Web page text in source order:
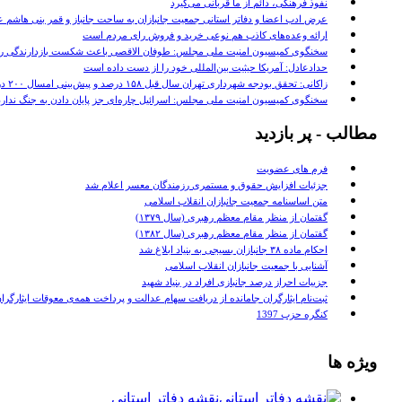
نفوذ فرهنگی، دائم از ما قربانی می‌گیرد
عرض ادب اعضا و دفاتر استانی جمعیت جانبازان به ساحت جانباز و قمر بنی هاشم
ارائه وعده‌های کاذب هم نوعی خرید و فروش رای مردم است
سخنگوی کمیسیون امنیت ملی مجلس: طوفان الاقصی باعث شکست بازدارندگی
حدادعادل: آمریکا حیثیت بین‌المللی خود را از دست داده است
زاکانی: تحقق بودجه شهرداری تهران سال قبل ۱۵۸ درصد و پیش‌بینی امسال ۲۰۰ درصد است
سخنگوی کمیسیون امنیت ملی مجلس: اسرائیل چاره‌ای جز پایان دادن به جنگ
مطالب - پر بازدید
فرم های عضویت
جزئیات افزایش حقوق و مستمری رزمندگان معسر اعلام شد
متن اساسنامه جمعیت جانبازان انقلاب اسلامی
گفتمان از منظر مقام معظم رهبری (سال ۱۳۷۹)
گفتمان از منظر مقام معظم رهبری (سال ۱۳۸۲)
احکام ماده ۳۸ جانبازان بسیجی به بنیاد ابلاغ شد
آشنایی با جمعیت جانبازان انقلاب اسلامی
جزییات احراز درصد جانبازی افراد در بنیاد شهید
ثبت‌نام ایثارگران جامانده از دریافت سهام عدالت و پرداخت همه‌ی معوقات
کنگره حزب 1397
ویژه ها
نقشه دفاتر استانی